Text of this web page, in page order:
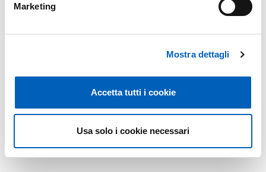
Marketing
Mostra dettagli
Accetta tutti i cookie
Usa solo i cookie necessari